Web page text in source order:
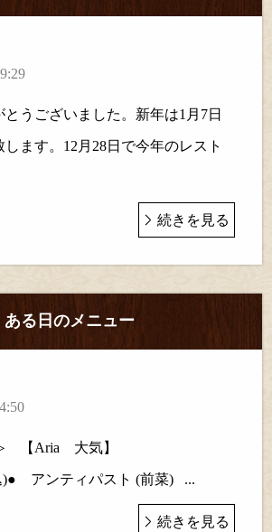
うございました。新年は1月7日
ます。12月28日で今年のレスト
続きを見る
ある日のメニュー
定≫ 【Aria 大気】
)● アンティパスト (前菜) ...
続きを見る